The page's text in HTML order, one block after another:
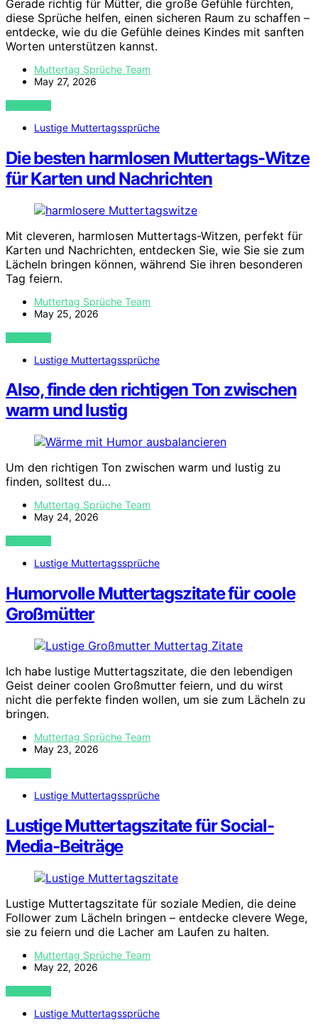
Gerade richtig für Mütter, die große Gefühle fürchten,
diese Sprüche helfen, einen sicheren Raum zu schaffen –
entdecke, wie du die Gefühle deines Kindes mit sanften
Worten unterstützen kannst.
Muttertag Sprüche Team
May 27, 2026
VIEW POST
Lustige Muttertagssprüche
Die besten harmlosen Muttertags-Witze
für Karten und Nachrichten
Mit cleveren, harmlosen Muttertags-Witzen, perfekt für
Karten und Nachrichten, entdecken Sie, wie Sie sie zum
Lächeln bringen können, während Sie ihren besonderen
Tag feiern.
Muttertag Sprüche Team
May 25, 2026
VIEW POST
Lustige Muttertagssprüche
Also, finde den richtigen Ton zwischen
warm und lustig
Um den richtigen Ton zwischen warm und lustig zu
finden, solltest du…
Muttertag Sprüche Team
May 24, 2026
VIEW POST
Lustige Muttertagssprüche
Humorvolle Muttertagszitate für coole
Großmütter
Ich habe lustige Muttertagszitate, die den lebendigen
Geist deiner coolen Großmutter feiern, und du wirst
nicht die perfekte finden wollen, um sie zum Lächeln zu
bringen.
Muttertag Sprüche Team
May 23, 2026
VIEW POST
Lustige Muttertagssprüche
Lustige Muttertagszitate für Social-
Media-Beiträge
Lustige Muttertagszitate für soziale Medien, die deine
Follower zum Lächeln bringen – entdecke clevere Wege,
sie zu feiern und die Lacher am Laufen zu halten.
Muttertag Sprüche Team
May 22, 2026
VIEW POST
Lustige Muttertagssprüche